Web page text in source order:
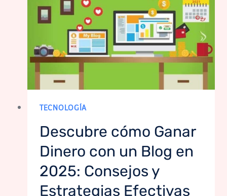
TECNOLOGÍA
Descubre cómo Ganar
Dinero con un Blog en
2025: Consejos y
Estrategias Efectivas